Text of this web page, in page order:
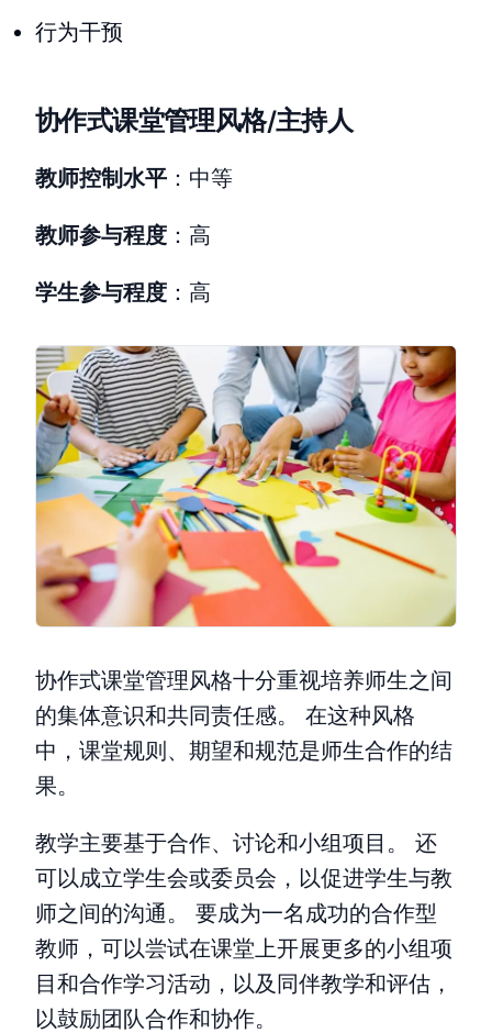
行为干预
协作式课堂管理风格/主持人
教师控制水平 ：中等
教师参与程度 ：高
学生参与程度 ：高
协作式课堂管理风格十分重视培养师生之间
的集体意识和共同责任感。 在这种风格
中，课堂规则、期望和规范是师生合作的结
果。
教学主要基于合作、讨论和小组项目。 还
可以成立学生会或委员会，以促进学生与教
师之间的沟通。 要成为一名成功的合作型
教师，可以尝试在课堂上开展更多的小组项
目和合作学习活动，以及同伴教学和评估，
以鼓励团队合作和协作。